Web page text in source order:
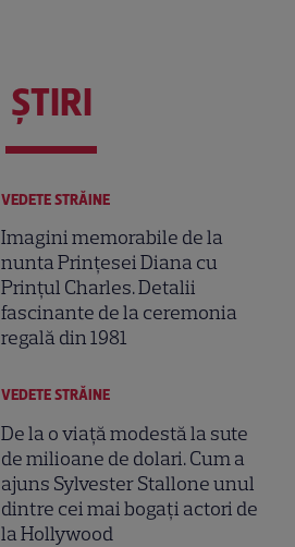
ŞTIRI
VEDETE STRĂINE
Imagini memorabile de la
nunta Prințesei Diana cu
Prințul Charles. Detalii
fascinante de la ceremonia
regală din 1981
VEDETE STRĂINE
De la o viață modestă la sute
de milioane de dolari. Cum a
ajuns Sylvester Stallone unul
dintre cei mai bogați actori de
la Hollywood